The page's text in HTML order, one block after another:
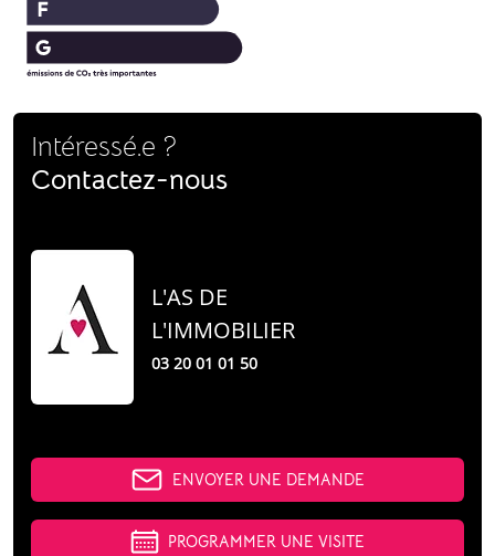
Intéressé.e ?
Contactez-nous
L'AS DE
L'IMMOBILIER
03 20 01 01 50
ENVOYER UNE DEMANDE
PROGRAMMER UNE VISITE